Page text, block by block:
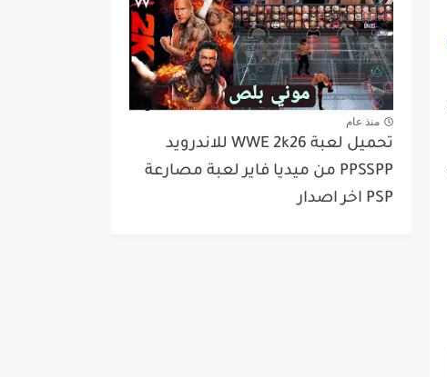
منذ عام
تحميل لعبة WWE 2k26 للاندرويد
PPSSPP من ميديا فاير لعبة مصارعة
PSP اخر اصدار